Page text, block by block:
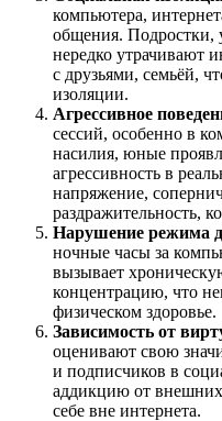
компьютера,
общения. Подростки,
нередко утрачивают
с друзьями, семьёй,
изоляции.
Агрессивное
сессий, особенно в
насилия, юные
агрессивность в
напряжение,
раздражительность,
Нарушение режима
ночные часы за
вызывает
концентрацию, что
физическом здоровье.
Зависимость от
оценивают свою
и подписчиков в
аддикцию от
себе вне интернета.